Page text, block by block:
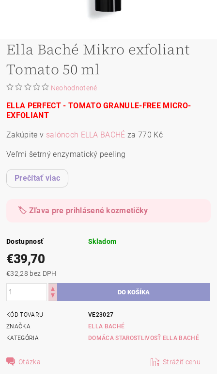
Ella Baché Mikro exfoliant
Tomato 50 ml
Neohodnotené
ELLA PERFECT - TOMATO GRANULE-FREE MICRO-
EXFOLIANT
Zakúpite v salónoch ELLA BACHÉ za 770 Kč
Veľmi šetrný enzymatický peeling
Prečítať viac
🏷️ Zľava pre prihlásené kozmetičky
Dostupnosť Skladom
€39,70
€32,28 bez DPH
KÓD TOVARU
VE23027
ZNAČKA
ELLA BACHÉ
KATEGÓRIA
DOMÁCA STAROSTLIVOSŤ ELLA BACHÉ
Otázka Strážiť cenu